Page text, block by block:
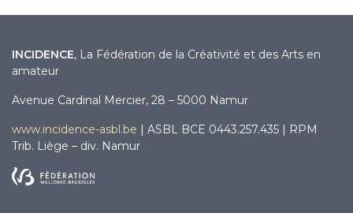
INCIDENCE, La Fédération de la Créativité et des Arts en
amateur
Avenue Cardinal Mercier, 28 – 5000 Namur
www.incidence-asbl.be | ASBL BCE 0443.257.435 | RPM
Trib. Liège – div. Namur